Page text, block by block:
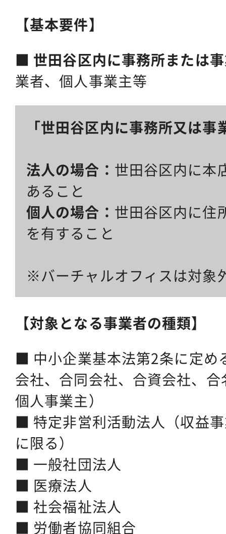
【基本要件】
■ 世田谷区内に事務所または
業者、個人事業主等
「世田谷区内に事務所又は
法人の場合： 世田谷区内に本
あること
個人の場合： 世田谷区内に住
を有すること
※バーチャルオフィスは対象
【対象となる事業者の種類】
■ 中小企業基本法第2条に定め
会社、合同会社、合資会社、
個人事業主）
■ 特定非営利活動法人（収益
に限る）
■ 一般社団法人
■ 医療法人
■ 社会福祉法人
■ 労働者協同組合